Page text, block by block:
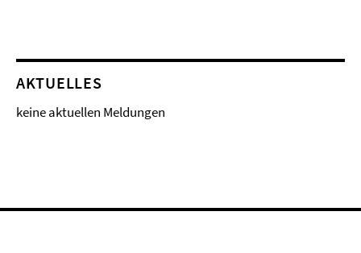
AKTUELLES
keine aktuellen Meldungen